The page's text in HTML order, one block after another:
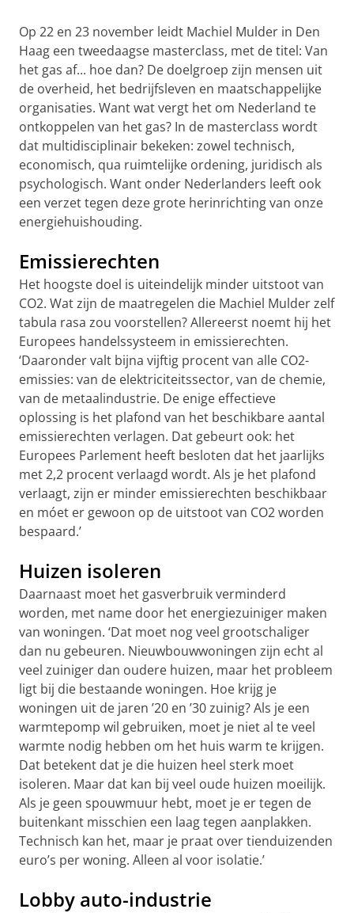
Op 22 en 23 november leidt Machiel Mulder in Den
Haag een tweedaagse masterclass, met de titel: Van
het gas af... hoe dan? De doelgroep zijn mensen uit
de overheid, het bedrijfsleven en maatschappelijke
organisaties. Want wat vergt het om Nederland te
ontkoppelen van het gas? In de masterclass wordt
dat multidisciplinair bekeken: zowel technisch,
economisch, qua ruimtelijke ordening, juridisch als
psychologisch. Want onder Nederlanders leeft ook
een verzet tegen deze grote herinrichting van onze
energiehuishouding.
Emissierechten
Het hoogste doel is uiteindelijk minder uitstoot van
CO2. Wat zijn de maatregelen die Machiel Mulder zelf
tabula rasa zou voorstellen? Allereerst noemt hij het
Europees handelssysteem in emissierechten.
‘Daaronder valt bijna vijftig procent van alle CO2-
emissies: van de elektriciteitssector, van de chemie,
van de metaalindustrie. De enige effectieve
oplossing is het plafond van het beschikbare aantal
emissierechten verlagen. Dat gebeurt ook: het
Europees Parlement heeft besloten dat het jaarlijks
met 2,2 procent verlaagd wordt. Als je het plafond
verlaagt, zijn er minder emissierechten beschikbaar
en móet er gewoon op de uitstoot van CO2 worden
bespaard.’
Huizen isoleren
Daarnaast moet het gasverbruik verminderd
worden, met name door het energiezuiniger maken
van woningen. ‘Dat moet nog veel grootschaliger
dan nu gebeuren. Nieuwbouwwoningen zijn echt al
veel zuiniger dan oudere huizen, maar het probleem
ligt bij die bestaande woningen. Hoe krijg je
woningen uit de jaren ’20 en ’30 zuinig? Als je een
warmtepomp wil gebruiken, moet je niet al te veel
warmte nodig hebben om het huis warm te krijgen.
Dat betekent dat je die huizen heel sterk moet
isoleren. Maar dat kan bij veel oude huizen moeilijk.
Als je geen spouwmuur hebt, moet je er tegen de
buitenkant misschien een laag tegen aanplakken.
Technisch kan het, maar je praat over tienduizenden
euro’s per woning. Alleen al voor isolatie.’
Lobby auto-industrie